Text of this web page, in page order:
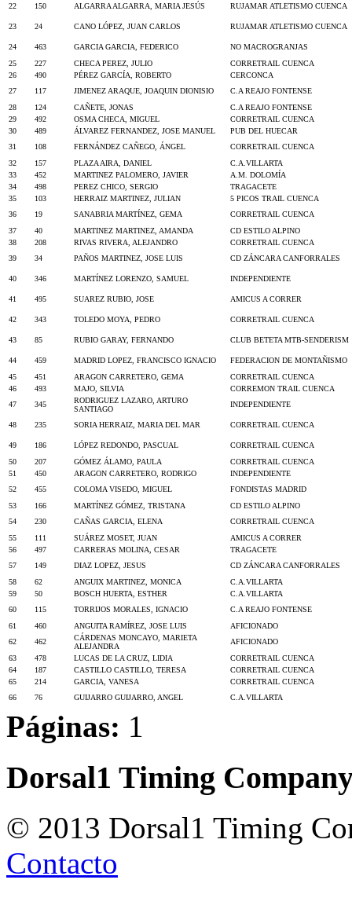
22 150 ALGARRA ALGARRA, MARIA JESÚS RUJAMAR ATLETISMO CUENCA
23 24 CANO LÓPEZ, JUAN CARLOS RUJAMAR ATLETISMO CUENCA
24 463 GARCIA GARCIA, FEDERICO
NO MACROGRANJAS
25
227 CHECA PEREZ, JULIO
CORRETRAIL CUENCA
26
490 PÉREZ GARCÍA, ROBERTO
CERCONCA
27
117 JIMENEZ ARAQUE, JOAQUIN DIONISIO
C.A REAJO FONTENSE
28
124 CAÑETE, JONAS
C.A REAJO FONTENSE
29
492 OSMA CHECA, MIGUEL
CORRETRAIL CUENCA
30
489 ÁLVAREZ FERNANDEZ, JOSE MANUEL
PUB DEL HUECAR
31
108 FERNÁNDEZ CAÑEGO, ÁNGEL
CORRETRAIL CUENCA
32
157 PLAZA AIRA, DANIEL
C.A.VILLARTA
33
452 MARTINEZ PALOMERO, JAVIER
A.M. DOLOMÍA
34
498 PEREZ CHICO, SERGIO
TRAGACETE
35
103 HERRAIZ MARTINEZ, JULIAN
5 PICOS TRAIL CUENCA
36
19 SANABRIA MARTÍNEZ, GEMA
CORRETRAIL CUENCA
37
40 MARTINEZ MARTINEZ, AMANDA
CD ESTILO ALPINO
38
208 RIVAS RIVERA, ALEJANDRO
CORRETRAIL CUENCA
39
34 PAÑOS MARTINEZ, JOSE LUIS CD ZÁNCARA CANFORRALES
40 346 MARTÍNEZ LORENZO, SAMUEL INDEPENDIENTE
41 495 SUAREZ RUBIO, JOSE AMICUS A CORRER
42 343 TOLEDO MOYA, PEDRO CORRETRAIL CUENCA
43 85 RUBIO GARAY, FERNANDO CLUB BETETA MTB-SENDERISM
44 459 MADRID LOPEZ, FRANCISCO IGNACIO
FEDERACION DE MONTAÑISMO
45
451 ARAGON CARRETERO, GEMA
CORRETRAIL CUENCA
46
493 MAJO, SILVIA
CORREMON TRAIL CUENCA
47
345
RODRIGUEZ LAZARO, ARTURO
SANTIAGO
INDEPENDIENTE
48 235 SORIA HERRAIZ, MARIA DEL MAR CORRETRAIL CUENCA
49 186 LÓPEZ REDONDO, PASCUAL
CORRETRAIL CUENCA
50
207 GÓMEZ ÁLAMO, PAULA
CORRETRAIL CUENCA
51
450 ARAGON CARRETERO, RODRIGO
INDEPENDIENTE
52
455 COLOMA VISEDO, MIGUEL
FONDISTAS MADRID
53
166 MARTÍNEZ GÓMEZ, TRISTANA
CD ESTILO ALPINO
54
230 CAÑAS GARCIA, ELENA
CORRETRAIL CUENCA
55
111 SUÁREZ MOSET, JUAN
AMICUS A CORRER
56
497 CARRERAS MOLINA, CESAR
TRAGACETE
57
149 DIAZ LOPEZ, JESUS
CD ZÁNCARA CANFORRALES
58
62 ANGUIX MARTINEZ, MONICA
C.A.VILLARTA
59
50 BOSCH HUERTA, ESTHER
C.A.VILLARTA
60
115 TORRIJOS MORALES, IGNACIO
C.A REAJO FONTENSE
61
460 ANGUITA RAMÍREZ, JOSE LUIS
AFICIONADO
62
462
CÁRDENAS MONCAYO, MARIETA
ALEJANDRA
AFICIONADO
63
478 LUCAS DE LA CRUZ, LIDIA
CORRETRAIL CUENCA
64
187 CASTILLO CASTILLO, TERESA
CORRETRAIL CUENCA
65
214 GARCIA, VANESA
CORRETRAIL CUENCA
66
76 GUIJARRO GUIJARRO, ANGEL C.A.VILLARTA
Páginas: 1
Dorsal1 Timing
© 2013 Dorsal1 Timing
Contacto